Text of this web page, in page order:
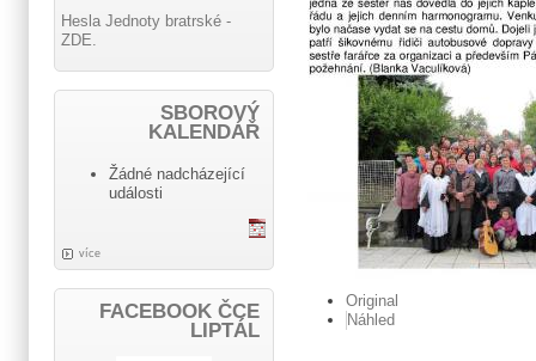
Original
Náhled
Hesla Jednoty bratrské -
ZDE.
SBOROVÝ
KALENDÁŘ
Žádné nadcházející
události
více
FACEBOOK ČCE
LIPTÁL